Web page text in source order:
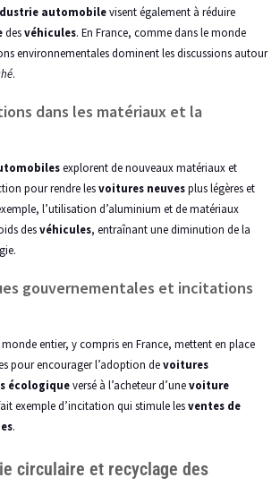
automobilevisent également à réduire
desvéhicules. En France, comme dans le monde
environnementales dominent les discussions autour
.
dans les matériaux et la
explorent de nouveaux matériaux et
pour rendre lesvoitures neuvesplus légères et
l’utilisation d’aluminium et de matériaux
desvéhicules, entraînant une diminution de la
gouvernementales et incitations
entier, y compris en France, mettent en place
pour encourager l’adoption devoitures
écologiqueversé à l’acheteur d’unevoiture
exemple d’incitation qui stimule lesventes de
.
circulaire et recyclage des